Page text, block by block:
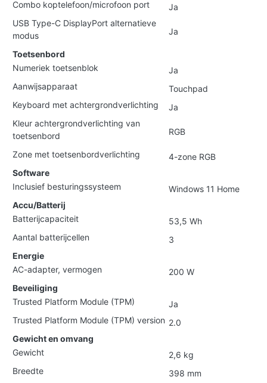
Combo koptelefoon/microfoon port
Ja
USB Type-C DisplayPort alternatieve
modus
Ja
Toetsenbord
Numeriek toetsenblok
Ja
Aanwijsapparaat
Touchpad
Keyboard met achtergrondverlichting
Ja
Kleur achtergrondverlichting van
toetsenbord
RGB
Zone met toetsenbordverlichting
4-zone RGB
Software
Inclusief besturingssysteem
Windows 11 Home
Accu/Batterij
Batterijcapaciteit
53,5 Wh
Aantal batterijcellen
3
Energie
AC-adapter, vermogen
200 W
Beveiliging
Trusted Platform Module (TPM)
Ja
Trusted Platform Module (TPM) version 2.0
Gewicht en omvang
Gewicht
2,6 kg
Breedte
398 mm